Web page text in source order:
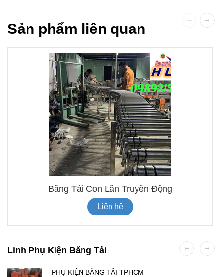
Sản phẩm liên quan
Băng Tải Con Lăn Truyền Động
Liên hệ
Linh Phụ Kiện Băng Tải
PHỤ KIỆN BĂNG TẢI TPHCM